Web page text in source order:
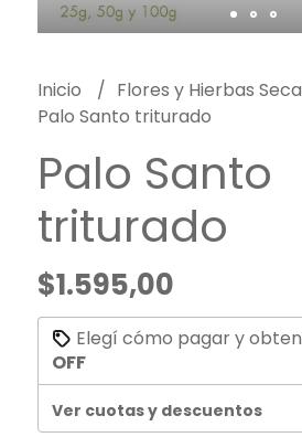
Inicio
Flores y Hierbas
Palo Santo triturado
Palo Santo
triturado
$1.595,00
Elegí cómo pagar y
OFF
Ver cuotas y descuentos